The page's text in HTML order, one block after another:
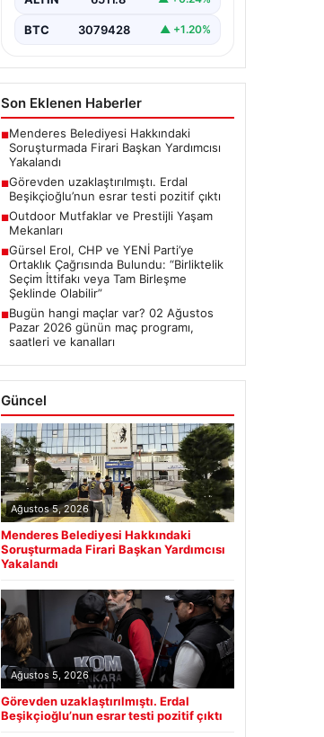
Gelişmeler”, “content”: “
BTC 3079428 ▲ +1.20%
Son Eklenen Haberler
■Menderes Belediyesi Hakkındaki
Soruşturmada Firari Başkan Yardımcısı
Yakalandı
■Görevden uzaklaştırılmıştı. Erdal
Beşikçioğlu’nun esrar testi pozitif çıktı
■Outdoor Mutfaklar ve Prestijli Yaşam
Mekanları
■Gürsel Erol, CHP ve YENİ Parti’ye
Ortaklık Çağrısında Bulundu: “Birliktelik
Seçim İttifakı veya Tam Birleşme
Şeklinde Olabilir”
■Bugün hangi maçlar var? 02 Ağustos
Pazar 2026 günün maç programı,
saatleri ve kanalları
Güncel
Ağustos 5, 2026
Menderes Belediyesi Hakkındaki
Soruşturmada Firari Başkan Yardımcısı
Yakalandı
Ağustos 5, 2026
Görevden uzaklaştırılmıştı. Erdal
Beşikçioğlu’nun esrar testi pozitif çıktı